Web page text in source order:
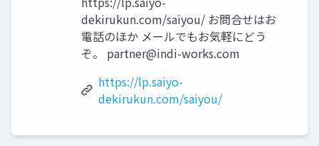
dekirukun.com/saiyou/ お問合せはお
電話のほか メールでもお気軽にどう
ぞ。 partner@indi-works.com
https://lp.saiyo-
dekirukun.com/saiyou/